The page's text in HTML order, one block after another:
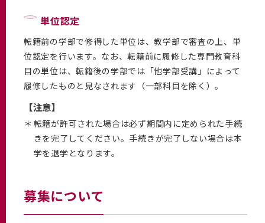
単位認定
転籍前の学部で修得した単位は、教学部で審査の上、単
位認定を行います。なお、転籍前に履修した専門教育科
目の単位は、転籍後の学部では「他学部受講」によって
履修したものと見なされます（一部科目を除く）。
【注意】
＊ 転籍が許可された場合は必ず期間内に定められた手続
きを完了してください。手続きが完了しない場合は本
学を退学となります。
募集について